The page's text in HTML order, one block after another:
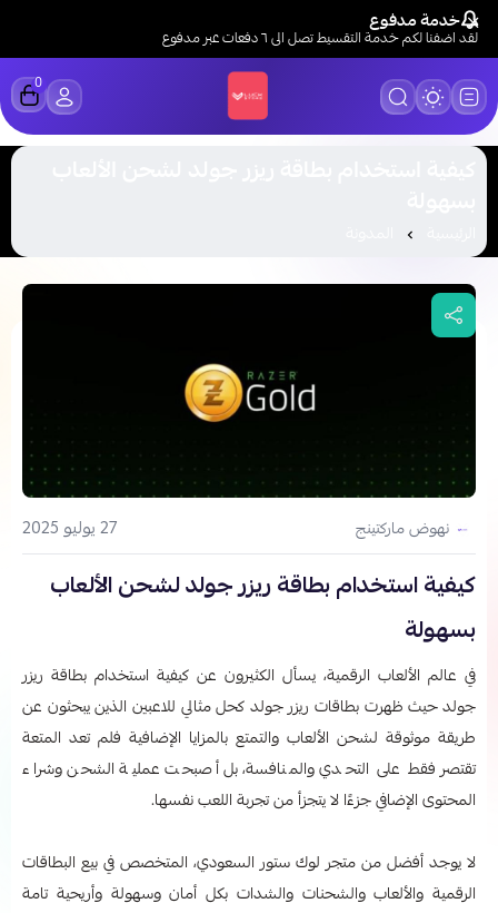
خدمة مدفوع
لقد اضفنا لكم خدمة التقسيط تصل الى ٦ دفعات عبر مدفوع
LUCK STORE
0
نهوض ماركتينج 27 يوليو 2025
كيفية استخدام بطاقة ريزر جولد لشحن الألعاب
بسهولة
في عالم الألعاب الرقمية، يسأل الكثيرون عن كيفية استخدام بطاقة ريزر
جولدحيث ظهرت بطاقات ريزر جولد كحل مثالي للاعبين الذين يبحثون عن
طريقة موثوقة لشحن الألعاب والتمتع بالمزايا الإضافية فلم تعد المتعة
تقتصر فقط على التحدي والمنافسة، بل أصبحت عملية الشحن وشراء
المحتوى الإضافي جزءًا لا يتجزأ من تجربة اللعب نفسها.
لا يوجد أفضل من متجر لوك ستور السعودي، المتخصص في بيع البطاقات
الرقمية والألعاب والشحنات والشدات بكل أمان وسهولة وأريحية تامة